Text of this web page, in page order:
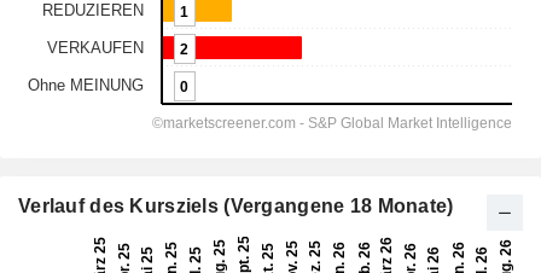
Verlauf des Kursziels (Vergangene 18 Monate)